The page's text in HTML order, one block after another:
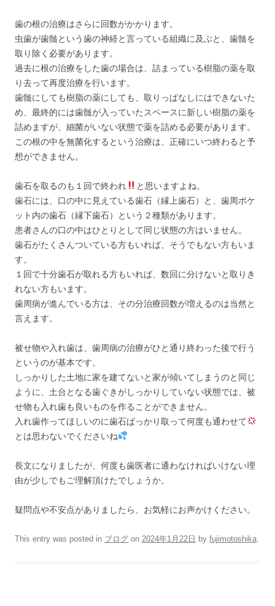
歯の根の治療はさらに回数がかかります。
虫歯が歯髄という歯の神経と言っている組織に及ぶと、歯髄を
取り除く必要があります。
過去に根の治療をした歯の場合は、詰まっている樹脂の薬を取
り去って再度治療を行います。
歯髄にしても樹脂の薬にしても、取りっぱなしにはできないた
め、最終的には歯髄が入っていたスペースに新しい樹脂の薬を
詰めますが、細菌がいない状態で薬を詰める必要があります。
この根の中を無菌化するという治療は、正確にいつ終わると予
想ができません。
歯石を取るのも１回で終われ
と思いますよね。
歯石には、口の中に見えている歯石（縁上歯石）と、歯周ポケ
ット内の歯石（縁下歯石）という２種類があります。
患者さんの口の中はひとりとして同じ状態の方はいません。
歯石がたくさんついている方もいれば、そうでもない方もいま
す。
１回で十分歯石が取れる方もいれば、数回に分けないと取りき
れない方もいます。
歯周病が進んでいる方は、その分治療回数が増えるのは当然と
言えます。
被せ物や入れ歯は、歯周病の治療がひと通り終わった後で行う
というのが基本です。
しっかりした土地に家を建てないと家が傾いてしまうのと同じ
ように、土台となる歯ぐきがしっかりしていない状態では、被
せ物も入れ歯も良いものを作ることができません。
入れ歯作ってほしいのに歯石ばっかり取って何度も通わせて
とは思わないでくださいね
長文になりましたが、何度も歯医者に通わなければいけない理
由が少しでもご理解頂けたでしょうか。
疑問点や不安点がありましたら、お気軽にお声かけください。
This entry was posted in ブログ on 2024年1月22日 by fujimotoshika